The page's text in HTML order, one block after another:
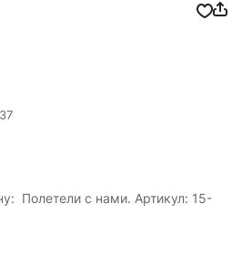
Полетели с нами. Артикул: 15-